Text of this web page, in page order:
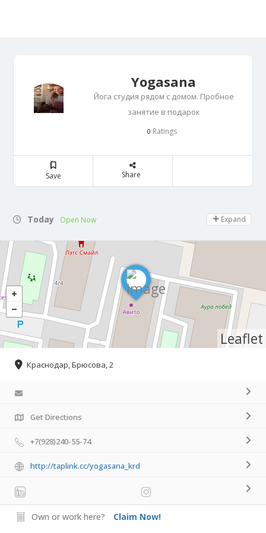
Yogasana
Йога студия рядом с домом. Пробное
занятие в подарок
0 Ratings
Save Share
Today Open Now Expand
Leaflet
Краснодар, Брюсова, 2
Get Directions
+7(928)240-55-74
http://taplink.cc/yogasana_krd
Own or work here? Claim Now!